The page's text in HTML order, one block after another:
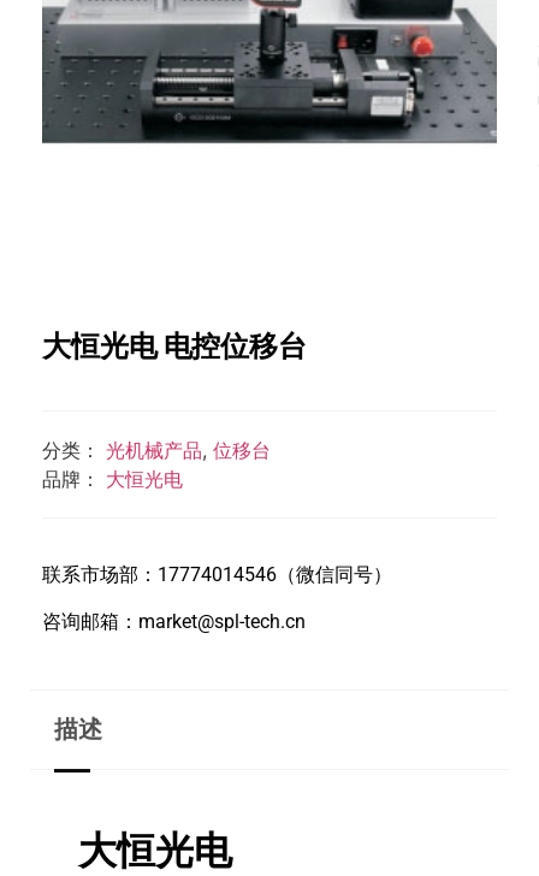
大恒光电 电控位移台
分类： 光机械产品, 位移台
品牌： 大恒光电
联系市场部：17774014546（微信同号）
咨询邮箱：market@spl-tech.cn
描述
大恒光电